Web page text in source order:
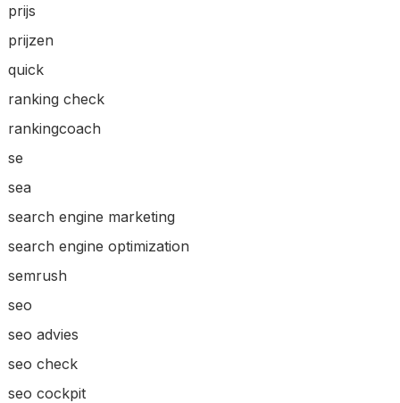
prijs
prijzen
quick
ranking check
rankingcoach
se
sea
search engine marketing
search engine optimization
semrush
seo
seo advies
seo check
seo cockpit